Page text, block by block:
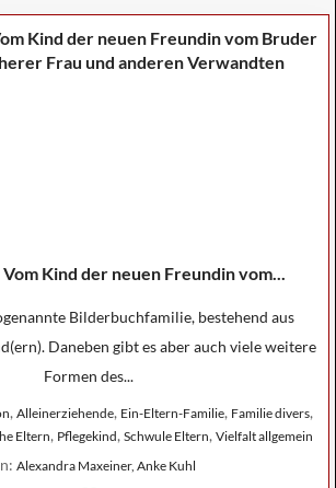
Kind der neuen Freundin vom...
Bilderbuchfamilie, bestehend aus
Daneben gibt es aber auch viele weitere
Formen des...
, Alleinerziehende, Ein-Eltern-Familie, Familie divers,
Eltern, Pflegekind, Schwule Eltern, Vielfalt allgemein
Alexandra Maxeiner, Anke Kuhl